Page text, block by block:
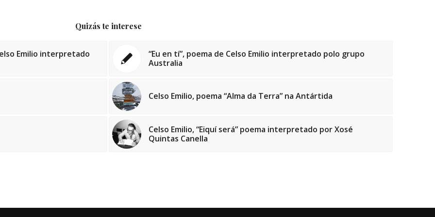
Quizás te interese
Emilio interpretado
“Eu en tí”, poema de Celso Emilio interpretado polo grupo
Australia
Celso Emilio, poema “Alma da Terra” na Antártida
Celso Emilio, “Eiquí será” poema interpretado por Xosé
Quintas Canella